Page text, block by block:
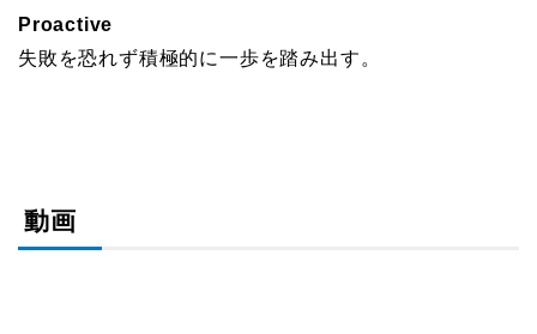
Proactive
失敗を恐れず積極的に一歩を踏み出す。
動画